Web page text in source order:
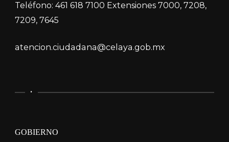
Teléfono: 461 618 7100 Extensiones 7000, 7208,
7209, 7645
atencion.ciudadana@celaya.gob.mx
.
GOBIERNO